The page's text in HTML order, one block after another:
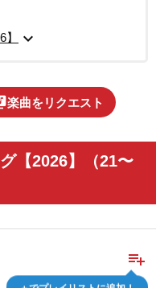
expand_more
楽曲をリクエスト
【2026】（21〜
playlist_add